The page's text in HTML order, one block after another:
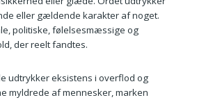
eller gældende karakter af noget.
politiske, følelsesmæssige og
der reelt fandtes.
udtrykker eksistens i overflod og
myldrede af mennesker, marken